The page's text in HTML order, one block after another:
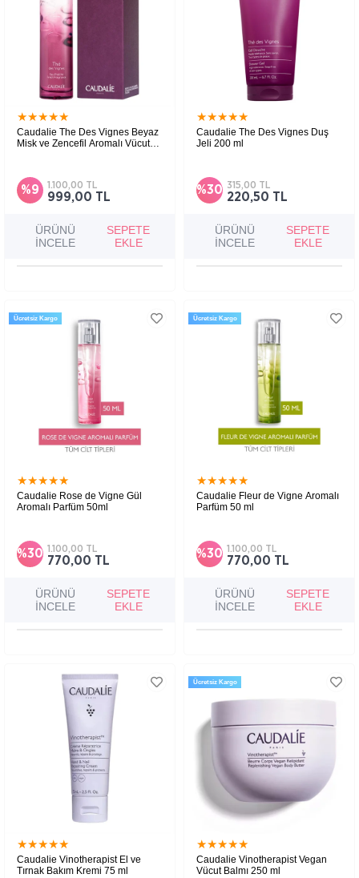
★★★★★
Caudalie The Des Vignes Beyaz
Misk ve Zencefil Aromalı Vücut
%9
999,00 TL
1.100,00 TL
ÜRÜNÜ
İNCELE
SEPETE
EKLE
★★★★★
Caudalie The Des Vignes Duş
Jeli 200 ml
%30
220,50 TL
315,00 TL
ÜRÜNÜ
İNCELE
SEPETE
EKLE
★★★★★
Caudalie Rose de Vigne Gül
Aromalı Parfüm 50ml
%30
770,00 TL
1.100,00 TL
Ücretsiz Kargo
ÜRÜNÜ
İNCELE
SEPETE
EKLE
★★★★★
Caudalie Fleur de Vigne Aromalı
Parfüm 50 ml
%30
770,00 TL
1.100,00 TL
Ücretsiz Kargo
ÜRÜNÜ
İNCELE
SEPETE
EKLE
★★★★★
Caudalie Vinotherapist El ve
Tırnak Bakım Kremi 75 ml
★★★★★
Caudalie Vinotherapist Vegan
Vücut Balmı 250 ml
Ücretsiz Kargo